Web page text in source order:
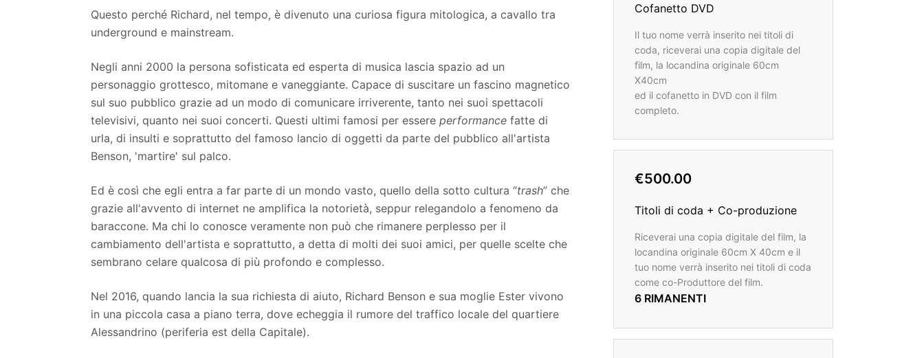
Questo perché Richard, nel tempo, è divenuto una curiosa figura mitologica, a cavallo tra
underground e mainstream.
Negli anni 2000 la persona sofisticata ed esperta di musica lascia spazio ad un
personaggio grottesco, mitomane e vaneggiante. Capace di suscitare un fascino magnetico
sul suo pubblico grazie ad un modo di comunicare irriverente, tanto nei suoi spettacoli
televisivi, quanto nei suoi concerti. Questi ultimi famosi per essere performance fatte di
urla, di insulti e soprattutto del famoso lancio di oggetti da parte del pubblico all'artista
Benson, 'martire' sul palco.
Ed è così che egli entra a far parte di un mondo vasto, quello della sotto cultura “trash” che
grazie all'avvento di internet ne amplifica la notorietà, seppur relegandolo a fenomeno da
baraccone. Ma chi lo conosce veramente non può che rimanere perplesso per il
cambiamento dell'artista e soprattutto, a detta di molti dei suoi amici, per quelle scelte che
sembrano celare qualcosa di più profondo e complesso.
Nel 2016, quando lancia la sua richiesta di aiuto, Richard Benson e sua moglie Ester vivono
in una piccola casa a piano terra, dove echeggia il rumore del traffico locale del quartiere
Alessandrino (periferia est della Capitale).
Cofanetto DVD
Il tuo nome verrà inserito nei titoli di
coda, riceverai una copia digitale del
film, la locandina originale 60cm
X40cm
ed il cofanetto in DVD con il film
completo.
€500.00
Titoli di coda + Co-produzione
Riceverai una copia digitale del film, la
locandina originale 60cm X 40cm e il
tuo nome verrà inserito nei titoli di coda
come co-Produttore del film.
6 RIMANENTI